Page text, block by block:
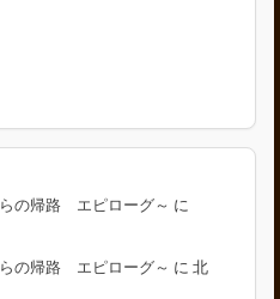
の帰路 エピローグ～ に
の帰路 エピローグ～ に北